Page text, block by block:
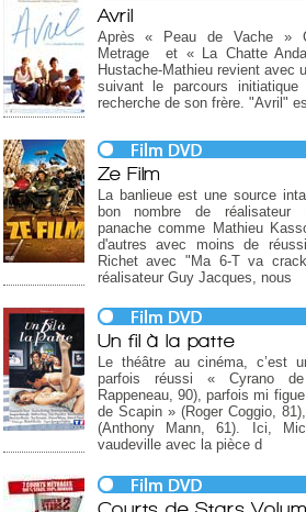
Avril
Après « Peau de Vache »
Metrage et « La Chatte
Hustache-Mathieu revient avec
suivant le parcours
recherche de son frère. "Avril" es
Ze Film
La banlieue est une source
bon nombre de réalisateur
panache comme Mathieu
d'autres avec moins de
Richet avec "Ma 6-T va
réalisateur Guy Jacques, nous
Un fil à la patte
Le théâtre au cinéma, c’est
parfois réussi « Cyrano
Rappeneau, 90), parfois mi
de Scapin » (Roger Coggio,
(Anthony Mann, 61). Ici,
vaudeville avec la pièce d
Courts de Stars